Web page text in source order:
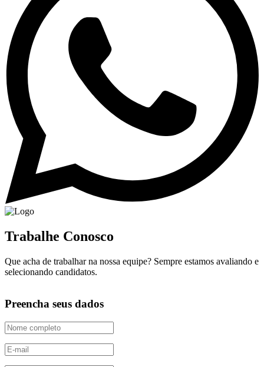
Trabalhe Conosco
Que acha de trabalhar na nossa equipe? Sempre estamos avaliando e
selecionando candidatos.
Preencha seus dados